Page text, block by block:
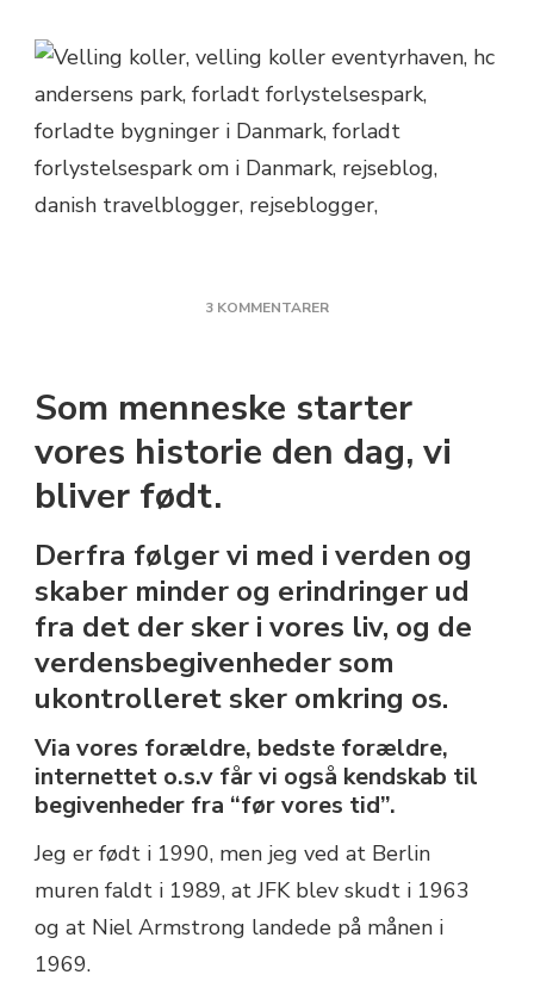
3 KOMMENTARERTIL
FORLADT
I
Som menneske starter
vores historie den dag, vi
bliver født.
Derfra følger vi med i verden og
skaber minder og erindringer ud
fra det der sker i vores liv, og de
verdensbegivenheder som
ukontrolleret sker omkring os.
Via vores forældre, bedste forældre,
internettet o.s.v får vi også kendskab til
begivenheder fra “før vores tid”.
Jeg er født i 1990, men jeg ved at Berlin
muren faldt i 1989, at JFK blev skudt i 1963
og at Niel Armstrong landede på månen i
1969.